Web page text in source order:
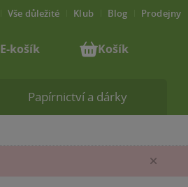
Papírnictví a dárky
Vše důležité Klub Blog Prodejny
E-košík Košík